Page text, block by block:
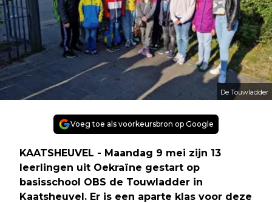
De Touwladder
Voeg toe als voorkeursbron op Google
KAATSHEUVEL - Maandag 9 mei zijn 13
leerlingen uit Oekraïne gestart op
basisschool OBS de Touwladder in
Kaatsheuvel. Er is een aparte klas voor deze